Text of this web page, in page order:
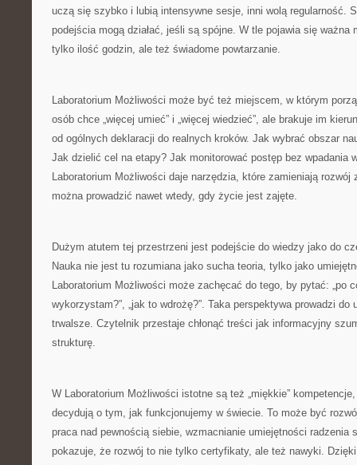
uczą się szybko i lubią intensywne sesje, inni wolą regularność.
podejścia mogą działać, jeśli są spójne. W tle pojawia się ważna
tylko ilość godzin, ale też świadome powtarzanie.
Laboratorium Możliwości może być też miejscem, w którym
osób chce „więcej umieć” i „więcej wiedzieć”, ale brakuje im
od ogólnych deklaracji do realnych kroków. Jak wybrać obszar
Jak dzielić cel na etapy? Jak monitorować postęp bez wpadania
Laboratorium Możliwości daje narzędzia, które zamieniają
można prowadzić nawet wtedy, gdy życie jest zajęte.
Dużym atutem tej przestrzeni jest podejście do wiedzy jako do
Nauka nie jest tu rozumiana jako sucha teoria, tylko jako
Laboratorium Możliwości może zachęcać do tego, by pytać: „po
wykorzystam?”, „jak to wdrożę?”. Taka perspektywa prowadzi
trwalsze. Czytelnik przestaje chłonąć treści jak informacyjny
strukturę.
W Laboratorium Możliwości istotne są też „miękkie”
decydują o tym, jak funkcjonujemy w świecie. To może być
praca nad pewnością siebie, wzmacnianie umiejętności radzenia
pokazuje, że rozwój to nie tylko certyfikaty, ale też nawyki.